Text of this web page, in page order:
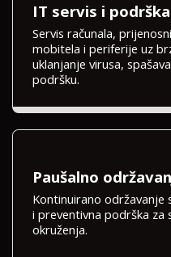
IT servis i podrška
Servis računala,
mobitela i periferije uz
uklanjanje virusa,
podršku.
Paušalno
Kontinuirano održavanje
i preventivna podrška za
okruženja.